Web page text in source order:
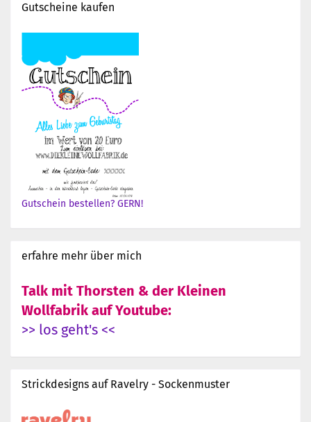
Gutscheine kaufen
Gutschein bestellen? GERN!
erfahre mehr über mich
Talk mit Thorsten & der Kleinen
Wollfabrik auf Youtube:
>> los geht's <<
Strickdesigns auf Ravelry - Sockenmuster